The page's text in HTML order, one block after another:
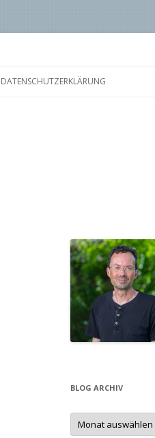
DATENSCHUTZERKLÄRUNG
BLOG ARCHIV
Blog
Archiv